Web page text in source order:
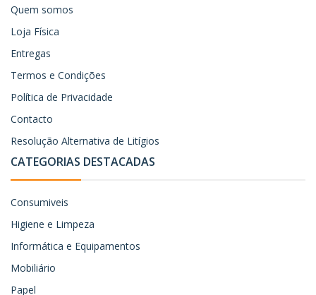
Quem somos
Loja Física
Entregas
Termos e Condições
Política de Privacidade
Contacto
Resolução Alternativa de Litígios
CATEGORIAS DESTACADAS
Consumiveis
Higiene e Limpeza
Informática e Equipamentos
Mobiliário
Papel